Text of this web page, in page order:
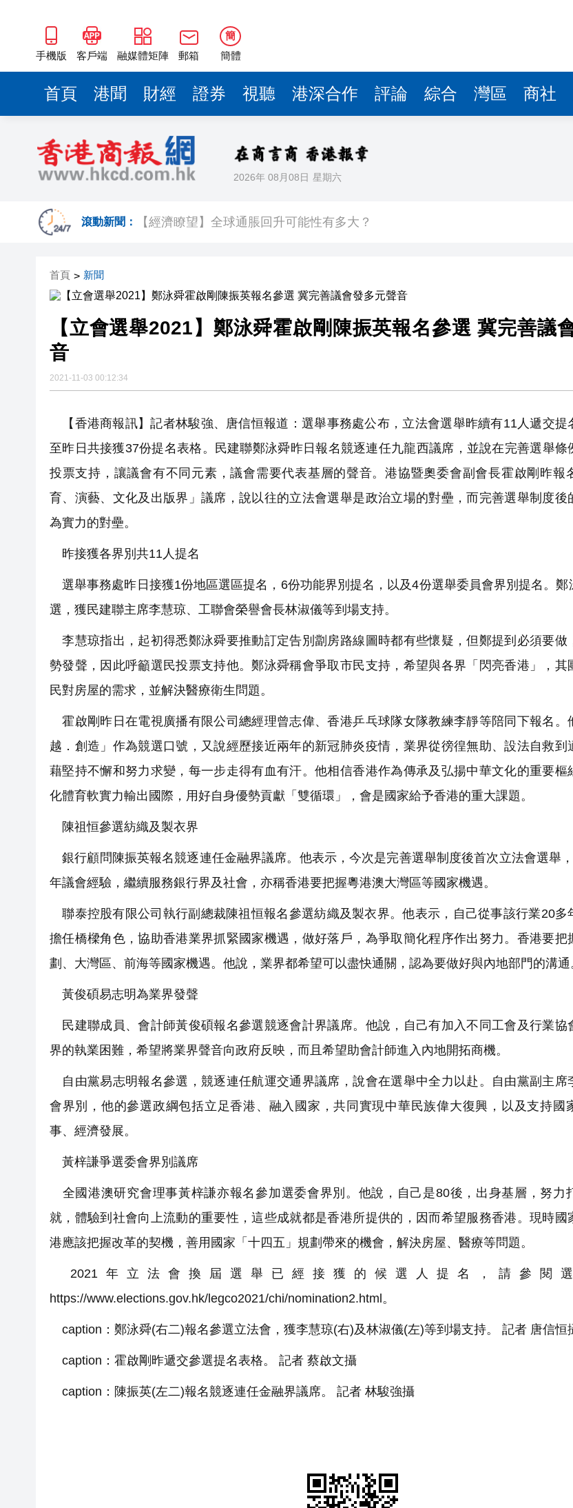
手機版 客戶端 融媒體矩陣 郵箱
簡
簡體
首頁 港聞 財經 證券 視聽 港深合作 評論 綜合 灣區 商社
2026年 08月08日 星期六
滾動新聞：
【經濟瞭望】全球通脹回升可能性有多大？
【財通AH】勤浩醫藥「回血」再次遞表港股！營收暴漲1786倍背後：資不抵
有片丨粵車南下沉浸式體驗指南
首頁 > 新聞
【立會選舉2021】鄭泳舜霍啟剛陳振英報名參選 冀完善議
音
2021-11-03 00:12:34
【香港商報訊】記者林駿強、唐信恒報道：選舉事務處公布，立法會選舉昨續有11人遞交提
至昨日共接獲37份提名表格。民建聯鄭泳舜昨日報名競逐連任九龍西議席，並說在完善選舉條
投票支持，讓議會有不同元素，議會需要代表基層的聲音。港協暨奧委會副會長霍啟剛昨報
育、演藝、文化及出版界」議席，說以往的立法會選舉是政治立場的對壘，而完善選舉制度後
為實力的對壘。
昨接獲各界別共11人提名
選舉事務處昨日接獲1份地區選區提名，6份功能界別提名，以及4份選舉委員會界別提名。鄭
選，獲民建聯主席李慧琼、工聯會榮譽會長林淑儀等到場支持。
李慧琼指出，起初得悉鄭泳舜要推動訂定告別劏房路線圖時都有些懷疑，但鄭提到必須要做
勢發聲，因此呼籲選民投票支持他。鄭泳舜稱會爭取市民支持，希望與各界「閃亮香港」，其
民對房屋的需求，並解決醫療衛生問題。
霍啟剛昨日在電視廣播有限公司總經理曾志偉、香港乒乓球隊女隊教練李靜等陪同下報名。
越．創造」作為競選口號，又說經歷接近兩年的新冠肺炎疫情，業界從徬徨無助、設法自救到
藉堅持不懈和努力求變，每一步走得有血有汗。他相信香港作為傳承及弘揚中華文化的重要樞
化體育軟實力輸出國際，用好自身優勢貢獻「雙循環」，會是國家給予香港的重大課題。
陳祖恒參選紡織及製衣界
銀行顧問陳振英報名競逐連任金融界議席。他表示，今次是完善選舉制度後首次立法會選舉
年議會經驗，繼續服務銀行界及社會，亦稱香港要把握粵港澳大灣區等國家機遇。
聯泰控股有限公司執行副總裁陳祖恒報名參選紡織及製衣界。他表示，自己從事該行業20多
擔任橋樑角色，協助香港業界抓緊國家機遇，做好落戶，為爭取簡化程序作出努力。香港要把
劃、大灣區、前海等國家機遇。他說，業界都希望可以盡快通關，認為要做好與內地部門的溝通
黃俊碩易志明為業界發聲
民建聯成員、會計師黃俊碩報名參選競逐會計界議席。他說，自己有加入不同工會及行業協
界的執業困難，希望將業界聲音向政府反映，而且希望助會計師進入內地開拓商機。
自由黨易志明報名參選，競逐連任航運交通界議席，說會在選舉中全力以赴。自由黨副主席
會界別，他的參選政綱包括立足香港、融入國家，共同實現中華民族偉大復興，以及支持國
事、經濟發展。
黃梓謙爭選委會界別議席
全國港澳研究會理事黃梓謙亦報名參加選委會界別。他說，自己是80後，出身基層，努力
就，體驗到社會向上流動的重要性，這些成就都是香港所提供的，因而希望服務香港。現時國
港應該把握改革的契機，善用國家「十四五」規劃帶來的機會，解決房屋、醫療等問題。
2021年立法會換屆選舉已經接獲的候選人提名，請參閱
https://www.elections.gov.hk/legco2021/chi/nomination2.html。
caption：鄭泳舜(右二)報名參選立法會，獲李慧琼(右)及林淑儀(左)等到場支持。 記者 唐信恒
caption：霍啟剛昨遞交參選提名表格。 記者 蔡啟文攝
caption：陳振英(左二)報名競逐連任金融界議席。 記者 林駿強攝